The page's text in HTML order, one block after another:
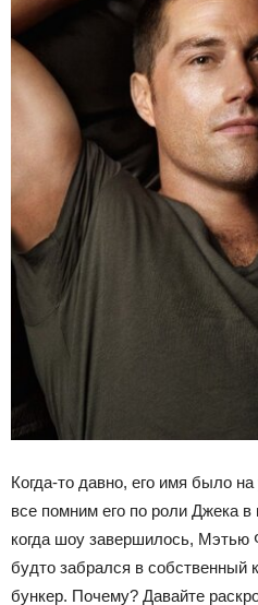
Когда-то давно, его имя было
все помним его по роли Джека
когда шоу завершилось, Мэтью
будто забрался в собственный
бункер. Почему? Давайте